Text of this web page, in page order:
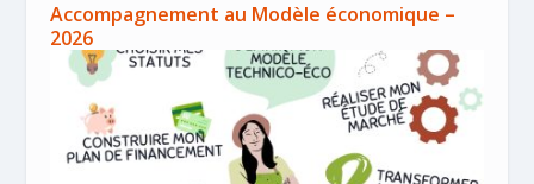
Accompagnement au Modèle économique –
2026